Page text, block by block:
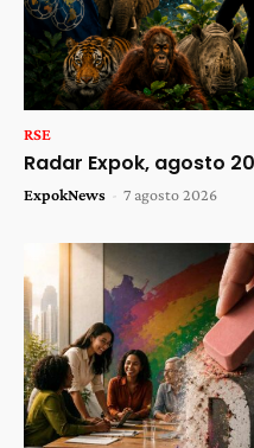
RSE
Radar Expok, agosto
ExpokNews - 7 agosto 2026